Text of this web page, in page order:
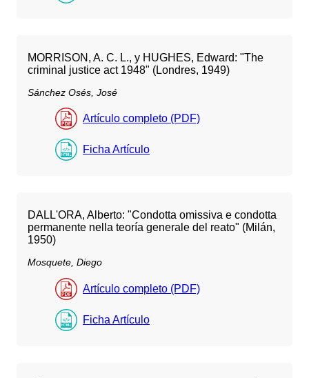
MORRISON, A. C. L., y HUGHES, Edward: "The
criminal justice act 1948" (Londres, 1949)
Sánchez Osés, José
Artículo completo (PDF)
Ficha Artículo
DALL'ORA, Alberto: "Condotta omissiva e condotta
permanente nella teoría generale del reato" (Milán,
1950)
Mosquete, Diego
Artículo completo (PDF)
Ficha Artículo